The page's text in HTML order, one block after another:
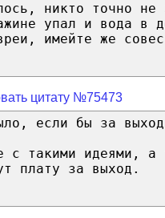
никто точно не
упал и вода в
имейте же
цитату №75473
если бы за
с такими идеями, а
плату за выход.